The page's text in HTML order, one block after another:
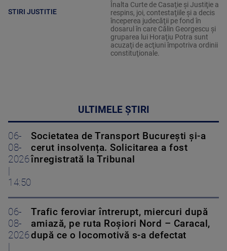
STIRI JUSTITIE
Înalta Curte de Casaţie şi Justiţie a
respins, joi, contestaţiile şi a decis
începerea judecăţii pe fond în
dosarul în care Călin Georgescu şi
gruparea lui Horaţiu Potra sunt
acuzaţi de acţiuni împotriva ordinii
constituţionale.
ULTIMELE ȘTIRI
06-
08-
2026
14:50
Societatea de Transport București și-a
cerut insolvența. Solicitarea a fost
înregistrată la Tribunal
06-
08-
2026
Trafic feroviar întrerupt, miercuri după
amiază, pe ruta Roşiori Nord – Caracal,
după ce o locomotivă s-a defectat